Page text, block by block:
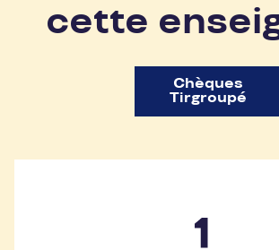
cette
Chèques
Tirgroupé